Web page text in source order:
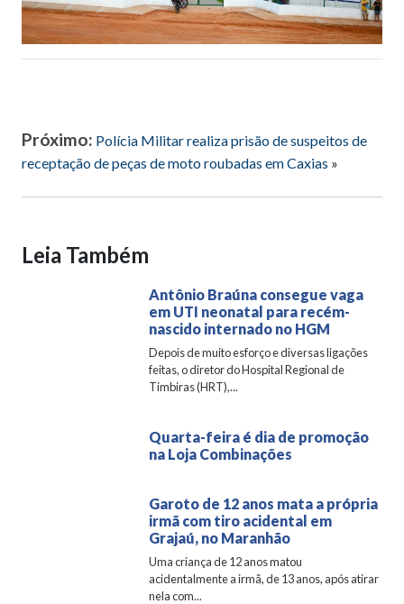
Próximo: Polícia Militar realiza prisão de suspeitos de
receptação de peças de moto roubadas em Caxias »
Leia Também
Antônio Braúna consegue vaga
em UTI neonatal para recém-
nascido internado no HGM
Depois de muito esforço e diversas ligações
feitas, o diretor do Hospital Regional de
Timbiras (HRT),...
Quarta-feira é dia de promoção
na Loja Combinações
Garoto de 12 anos mata a própria
irmã com tiro acidental em
Grajaú, no Maranhão
Uma criança de 12 anos matou
acidentalmente a irmã, de 13 anos, após atirar
nela com...